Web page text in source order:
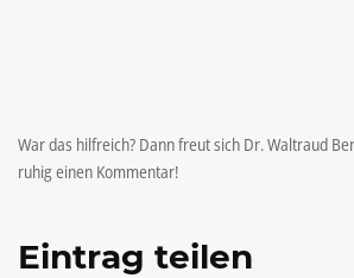
War das hilfreich? Dann freut sich Dr. Waltraud
ruhig einen Kommentar!
Eintrag teilen